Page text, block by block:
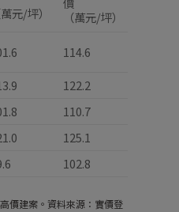
萬元/坪）
（萬元/坪）
114.6
122.2
110.7
125.1
102.8
價建案。資料來源：實價登